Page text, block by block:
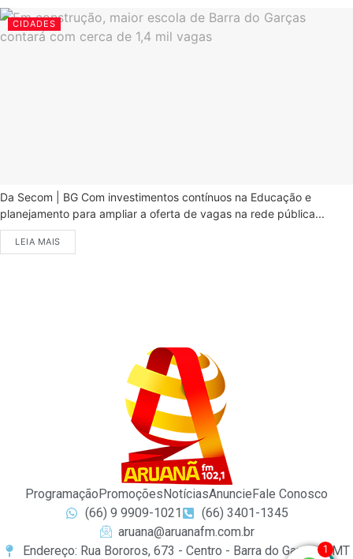
CIDADES
Da Secom | BG Com investimentos contínuos na Educação e
planejamento para ampliar a oferta de vagas na rede pública...
LEIA MAIS
ProgramaçãoPromoçõesNotíciasAnuncieFale Conosco
(66) 9 9909-1021
(66) 3401-1345
aruana@aruanafm.com.br
Endereço: Rua Bororos, 673 - Centro - Barra do Garças / MT
1